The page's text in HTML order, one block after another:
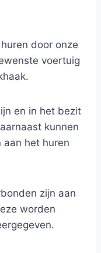
door onze
voertuig
en in het bezit
kunnen
aan het huren
zijn aan
worden